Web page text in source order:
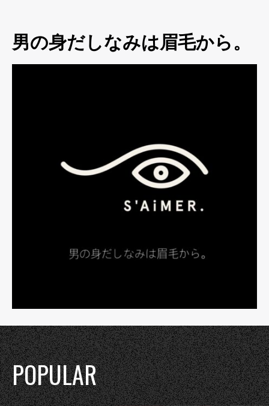
男の身だしなみは眉毛から。
POPULAR